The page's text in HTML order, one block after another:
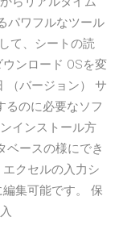
パワフルなツール
て、シートの読
ンロード OSを変
（バージョン） サ
るのに必要なソフ
インストール方
ベースの様にでき
クセルの入力シ
集可能です。 保